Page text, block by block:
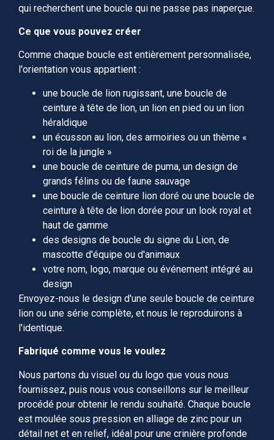
qui recherchent une boucle qui ne passe pas inaperçue.
Ce que vous pouvez créer
Comme chaque boucle est entièrement personnalisée,
l'orientation vous appartient :
une boucle de lion rugissant, une boucle de
ceinture à tête de lion, un lion en pied ou un lion
héraldique
un écusson au lion, des armoiries ou un thème «
roi de la jungle »
une boucle de ceinture de puma, un design de
grands félins ou de faune sauvage
une boucle de ceinture lion doré ou une boucle de
ceinture à tête de lion dorée pour un look royal et
haut de gamme
des designs de boucle du signe du Lion, de
mascotte d'équipe ou d'animaux
votre nom, logo, marque ou événement intégré au
design
Envoyez-nous le design d'une seule boucle de ceinture
lion ou une série complète, et nous le reproduirons à
l'identique.
Fabriqué comme vous le voulez
Nous partons du visuel ou du logo que vous nous
fournissez, puis nous vous conseillons sur le meilleur
procédé pour obtenir le rendu souhaité. Chaque boucle
est moulée sous pression en alliage de zinc pour un
détail net et en relief, idéal pour une crinière profonde